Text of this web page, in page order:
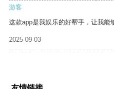
游客
这款app是我娱乐的好帮手，让我能
2025-09-03